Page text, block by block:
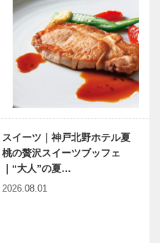
兵庫県医師会
の「みんなの
医療社会学」
第一〇一回
神戸のカクシ
ボタン 第七
十一回 ラー
メン業界に輝
く新星
ISSO
スイーツ｜神戸北野ホテル夏
桃の贅沢スイーツブッフェ
｜“大人”の夏…
2026.08.01